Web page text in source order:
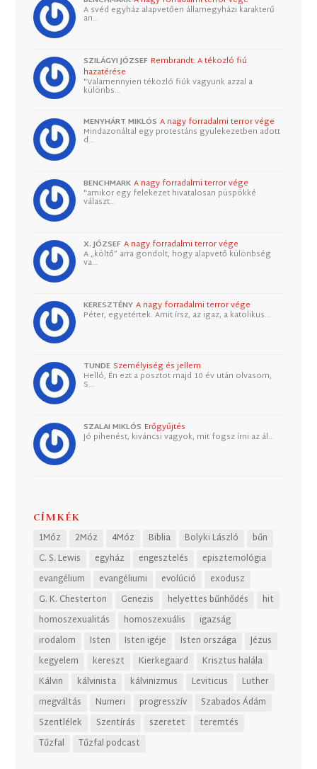
A svéd egyház alapvetően államegyházi karakterű
an…
SZILÁGYI JÓZSEF Rembrandt: A tékozló fiú
hazatérése
"Valamennyien tékozló fiúk vagyunk azzal a
különbs…
MENYHÁRT MIKLÓS A nagy forradalmi terror vége
Mindazonáltal egy protestáns gyülekezetben adott
d…
BENCHMARK A nagy forradalmi terror vége
"amikor egy felekezet hivatalosan püspökké
választ…
X. JÓZSEF A nagy forradalmi terror vége
A „költő” arra gondolt, hogy alapvető különbség
va…
KERESZTÉNY A nagy forradalmi terror vége
Péter, egyetértek. Amit írsz, az igaz, a katolikus…
TUNDE Személyiség és jellem
Helló, Én ezt a posztot majd 10 év után olvasom,
S…
SZALAI MIKLÓS Erőgyűjtés
Jó pihenést, kiváncsi vagyok, mit fogsz írni az ál…
CÍMKÉK
1Móz 2Móz 4Móz Biblia Bolyki László
bűn
C. S. Lewis
egyház engesztelés
episztemológia
evangélium
evangéliumi evolúció
exodusz
G. K. Chesterton
Genezis helyettes bűnhődés
hit
homoszexualitás
homoszexuális
igazság
irodalom
Isten Isten igéje Isten országa
Jézus
kegyelem
kereszt Kierkegaard
Krisztus halála
Kálvin
kálvinista kálvinizmus Leviticus
Luther
megváltás
Numeri progresszív
Szabados Ádám
Szentlélek
Szentírás szeretet
teremtés
Tűzfal
Tűzfal podcast